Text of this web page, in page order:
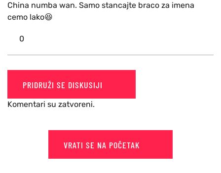
China numba wan. Samo stancajte braco za imena
cemo lako😆
0
PRIDRUŽI SE DISKUSIJI
Komentari su zatvoreni.
VRATI SE NA POČETAK